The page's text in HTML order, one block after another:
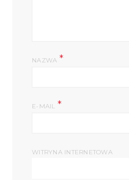
NAZWA *
E-MAIL *
WITRYNA INTERNETOWA